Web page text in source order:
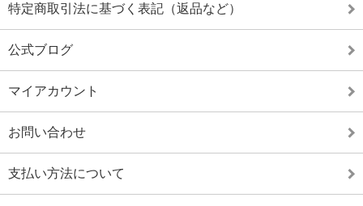
特定商取引法に基づく表記（返品など）
公式ブログ
マイアカウント
お問い合わせ
支払い方法について